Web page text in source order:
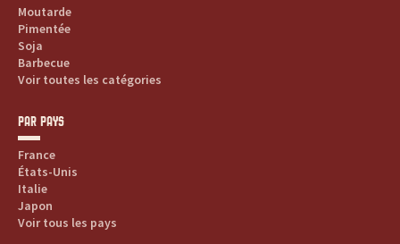
Moutarde
Pimentée
Soja
Barbecue
Voir toutes les catégories
PAR PAYS
France
États-Unis
Italie
Japon
Voir tous les pays